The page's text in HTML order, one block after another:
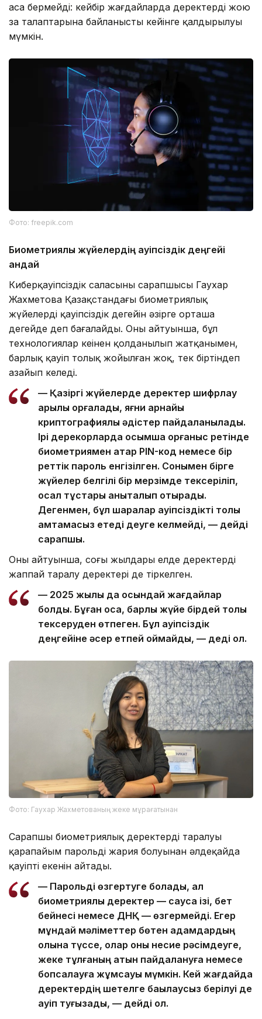
аса бермейді: кейбір жағдайларда деректерді жою
заң талаптарына байланысты кейінге қалдырылуы
мүмкін.
Фото: freepik.com
Биометриялық жүйелердің қауіпсіздік деңгейі
қандай
Киберқауіпсіздік саласының сарапшысы Гаухар
Жахметова Қазақстандағы биометриялық
жүйелердің қауіпсіздік деңгейін әзірге орташа
деңгейде деп бағалайды. Оның айтуынша, бұл
технологиялар кеңінен қолданылып жатқанымен,
барлық қауіп толық жойылған жоқ, тек біртіндеп
азайып келеді.
— Қазіргі жүйелерде деректер шифрлау
арқылы қорғалады, яғни арнайы
криптографиялық әдістер пайдаланылады.
Ірі дерекқорларда қосымша қорғаныс ретінде
биометриямен қатар PIN-код немесе бір
реттік пароль енгізілген. Сонымен бірге
жүйелер белгілі бір мерзімде тексеріліп,
осал тұстары анықталып отырады.
Дегенмен, бұл шаралар қауіпсіздікті толық
қамтамасыз етеді деуге келмейді, — дейді
сарапшы.
Оның айтуынша, соңғы жылдары елде деректердің
жаппай таралу деректері де тіркелген.
— 2025 жылы да осындай жағдайлар
болды. Бұған қоса, барлық жүйе бірдей толық
тексеруден өтпеген. Бұл қауіпсіздік
деңгейіне әсер етпей қоймайды, — деді ол.
Фото: Гаухар Жахметованың жеке мұрағатынан
Сарапшы биометриялық деректердің таралуы
қарапайым парольдің жария болуынан әлдеқайда
қауіпті екенін айтады.
— Парольді өзгертуге болады, ал
биометриялық деректер — саусақ ізі, бет
бейнесі немесе ДНҚ — өзгермейді. Егер
мұндай мәліметтер бөтен адамдардың
қолына түссе, олар оны несие рәсімдеуге,
жеке тұлғаның атын пайдалануға немесе
бопсалауға жұмсауы мүмкін. Кей жағдайда
деректердің шетелге бақылаусыз берілуі де
қауіп туғызады, — дейді ол.